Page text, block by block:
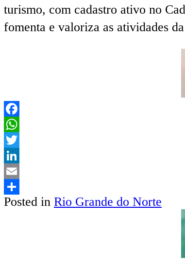
turismo, com cadastro ativo no
fomenta e valoriza as atividades
Facebook
WhatsApp
Twitter
LinkedIn
Email
Share
Posted in Rio Grande do Norte